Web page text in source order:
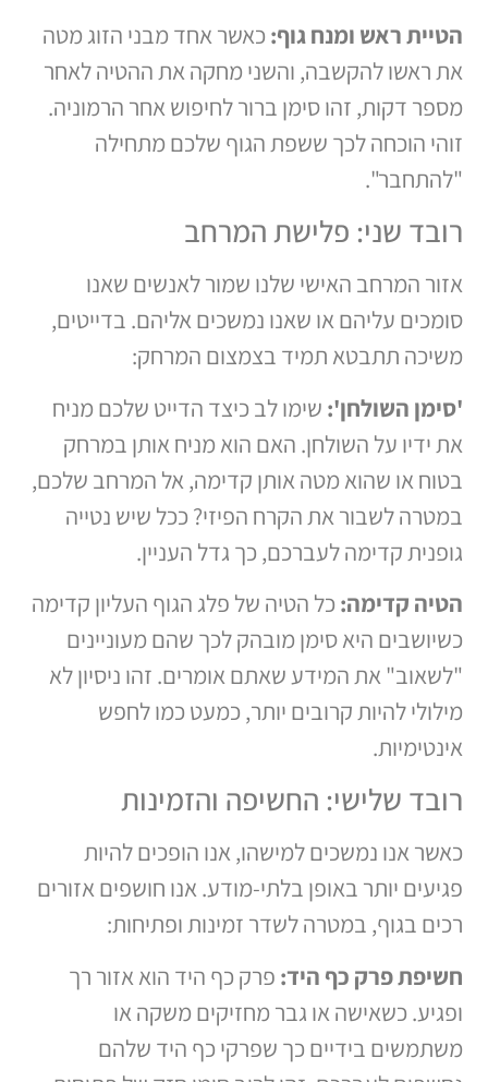
הטיית ראש ומנח גוף: כאשר אחד מבני הזוג מטה
את ראשו להקשבה, והשני מחקה את ההטיה לאחר
מספר דקות, זהו סימן ברור לחיפוש אחר הרמוניה.
זוהי הוכחה לכך ששפת הגוף שלכם מתחילה
"להתחבר".
רובד שני: פלישת המרחב
אזור המרחב האישי שלנו שמור לאנשים שאנו
סומכים עליהם או שאנו נמשכים אליהם. בדייטים,
משיכה תתבטא תמיד בצמצום המרחק:
'סימן השולחן': שימו לב כיצד הדייט שלכם מניח
את ידיו על השולחן. האם הוא מניח אותן במרחק
בטוח או שהוא מטה אותן קדימה, אל המרחב שלכם,
במטרה לשבור את הקרח הפיזי? ככל שיש נטייה
גופנית קדימה לעברכם, כך גדל העניין.
הטיה קדימה: כל הטיה של פלג הגוף העליון קדימה
כשיושבים היא סימן מובהק לכך שהם מעוניינים
"לשאוב" את המידע שאתם אומרים. זהו ניסיון לא
מילולי להיות קרובים יותר, כמעט כמו לחפש
אינטימיות.
רובד שלישי: החשיפה והזמינות
כאשר אנו נמשכים למישהו, אנו הופכים להיות
פגיעים יותר באופן בלתי-מודע. אנו חושפים אזורים
רכים בגוף, במטרה לשדר זמינות ופתיחות:
חשיפת פרק כף היד: פרק כף היד הוא אזור רך
ופגיע. כשאישה או גבר מחזיקים משקה או
משתמשים בידיים כך שפרקי כף היד שלהם